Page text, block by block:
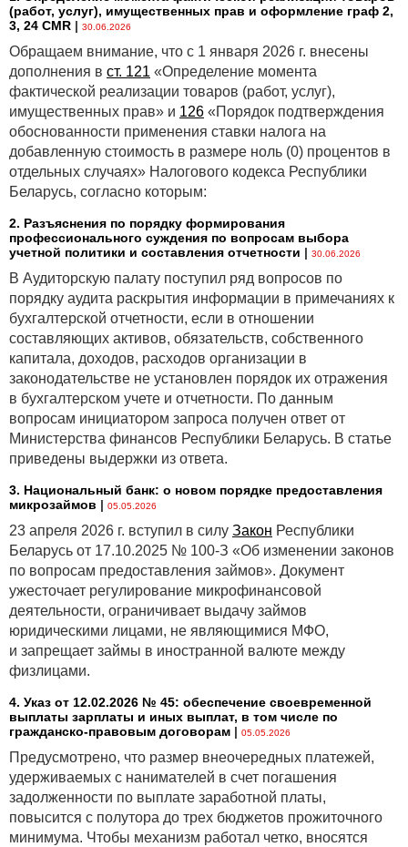
операционные решения;
сегменту обособленной финансовой
информации представляется не корректным,
в связи с тем что принятие высшим
руководством решений о распределении
ресурсов между сегментами и оценке их
деятельности уже подразумевает использование
определенных сведений именно в разрезе
сегментов. Если какие-либо данные по
отдельным сегментам отсутствуют,
целесообразно их подготовить для целей
финансовой отчетности, что, по мнению автора,
только благотворно повлияет на управленческий
учет предприятия, или сделать соответствующее
раскрытие в сегментной отчетности об
отсутствии финансовой информации и сообщить
пользователям, на основе каких сведений
управляющие принимают решения. Необходимо
отметить, что полный отказ МСФО(IFRS) 8от
подхода, использованного в МСФО (IAS) 14,
когда многие предприятия были вынуждены
собирать отсутствующие у них данные для
целесообразно заменить на предложенный
компанию на необходимость ведения полного
управленческого учета.
КРИТИКА УПРАВЛЕНЧЕСКОГО ПОДХОДА,
РЕАЛИЗОВАННОГО В МСФО
(IFRS) 8
У критиков определения сегментов на основе
управленческого подхода возникают обычно две
претензии к его применению, первая из которых
состоит в том, что отказ в МСФО
географические сегменты является неоправданным,
а вторая — косвенно связана с первой. Удаление
объективных критериев выделения сегмента, в том
числе и географических, предоставляет менеджеру
слишком большую свободу маневра для сокрытия
информации от собственника.
...
(работ, услуг), имущественных прав и оформление граф 2,
3, 24 CMR | 30.06.2026
Обращаем внимание, что с 1 января 2026 г. внесены
дополнения в ст. 121 «Определение момента
фактической реализации товаров (работ, услуг),
имущественных прав» и 126 «Порядок подтверждения
обоснованности применения ставки налога на
добавленную стоимость в размере ноль (0) процентов в
отдельных случаях» Налогового кодекса Республики
Беларусь, согласно которым:
2. Разъяснения по порядку формирования
профессионального суждения по вопросам выбора
учетной политики и составления отчетности | 30.06.2026
В Аудиторскую палату поступил ряд вопросов по
порядку аудита раскрытия информации в примечаниях к
бухгалтерской отчетности, если в отношении
составляющих активов, обязательств, собственного
капитала, доходов, расходов организации в
законодательстве не установлен порядок их отражения
в бухгалтерском учете и отчетности. По данным
вопросам инициатором запроса получен ответ от
Министерства финансов Республики Беларусь. В статье
приведены выдержки из ответа.
3. Национальный банк: о новом порядке предоставления
микрозаймов | 05.05.2026
23 апреля 2026 г. вступил в силу Закон Республики
Беларусь от 17.10.2025 № 100-З «Об изменении законов
по вопросам предоставления займов». Документ
ужесточает регулирование микрофинансовой
деятельности, ограничивает выдачу займов
юридическими лицами, не являющимися МФО,
и запрещает займы в иностранной валюте между
физлицами.
4. Указ от 12.02.2026 № 45: обеспечение своевременной
выплаты зарплаты и иных выплат, в том числе по
гражданско-правовым договорам | 05.05.2026
Предусмотрено, что размер внеочередных платежей,
удерживаемых с нанимателей в счет погашения
задолженности по выплате заработной платы,
повысится с полутора до трех бюджетов прожиточного
минимума. Чтобы механизм работал четко, вносятся